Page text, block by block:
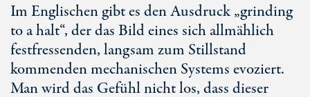
Im Englischen gibt es den Ausdruck „grinding
to a halt“, der das Bild eines sich allmählich
festfressenden, langsam zum Stillstand
kommenden mechanischen Systems evoziert.
Man wird das Gefühl nicht los, dass dieser